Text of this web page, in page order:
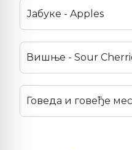
Јабуке - Apples
Вишње - Sour
Говеда и говеђе